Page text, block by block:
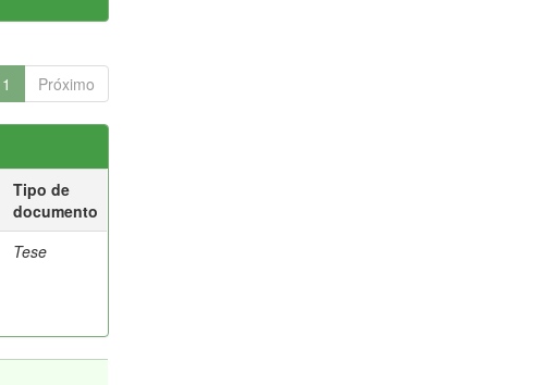
1 Próximo
Tipo de
documento
Tese